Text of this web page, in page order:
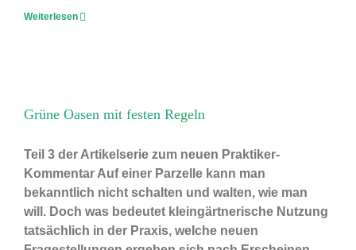
Weiterlesen
Grüne Oasen mit festen Regeln
Teil 3 der Artikelserie zum neuen Praktiker-
Kommentar Auf einer Parzelle kann man
bekanntlich nicht schalten und walten, wie man
will. Doch was bedeutet kleingärtnerische Nutzung
tatsächlich in der Praxis, welche neuen